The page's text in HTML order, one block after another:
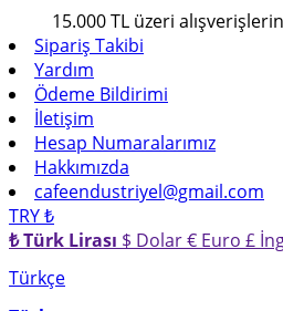
15.000 TL üzeri
Sipariş Takibi
Yardım
Ödeme Bildirimi
İletişim
Hesap Numaralarımız
Hakkımızda
cafeendustriyel@gmail.com
TRY ₺
₺ Türk Lirası $ Dolar€ Euro £
Türkçe